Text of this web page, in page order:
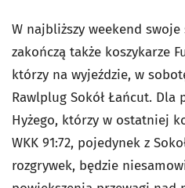
W najbliższy weekend
zakończą także koszykarze
którzy na wyjeździe, w
Rawlplug Sokół Łańcut. Dla
Hyżego, którzy w ostatniej
WKK 91:72, pojedynek z
rozgrywek, będzie